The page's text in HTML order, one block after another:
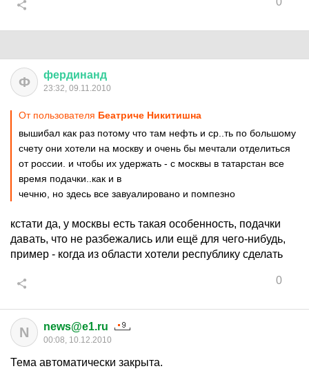
Ф фердинанд
23:32, 09.11.2010
От пользователя Беатриче Никитишна
вышибал как раз потому что там нефть и ср..ть по большому
счету они хотели на москву и очень бы мечтали отделиться
от россии. и чтобы их удержать - с москвы в татарстан все
время подачки..как и в
чечню, но здесь все завуалировано и помпезно
кстати да, у москвы есть такая особенность, подачки
давать, что не разбежались или ещё для чего-нибудь,
пример - когда из области хотели республику сделать
0
N news@e1.ru
00:08, 10.12.2010
Тема автоматически закрыта.